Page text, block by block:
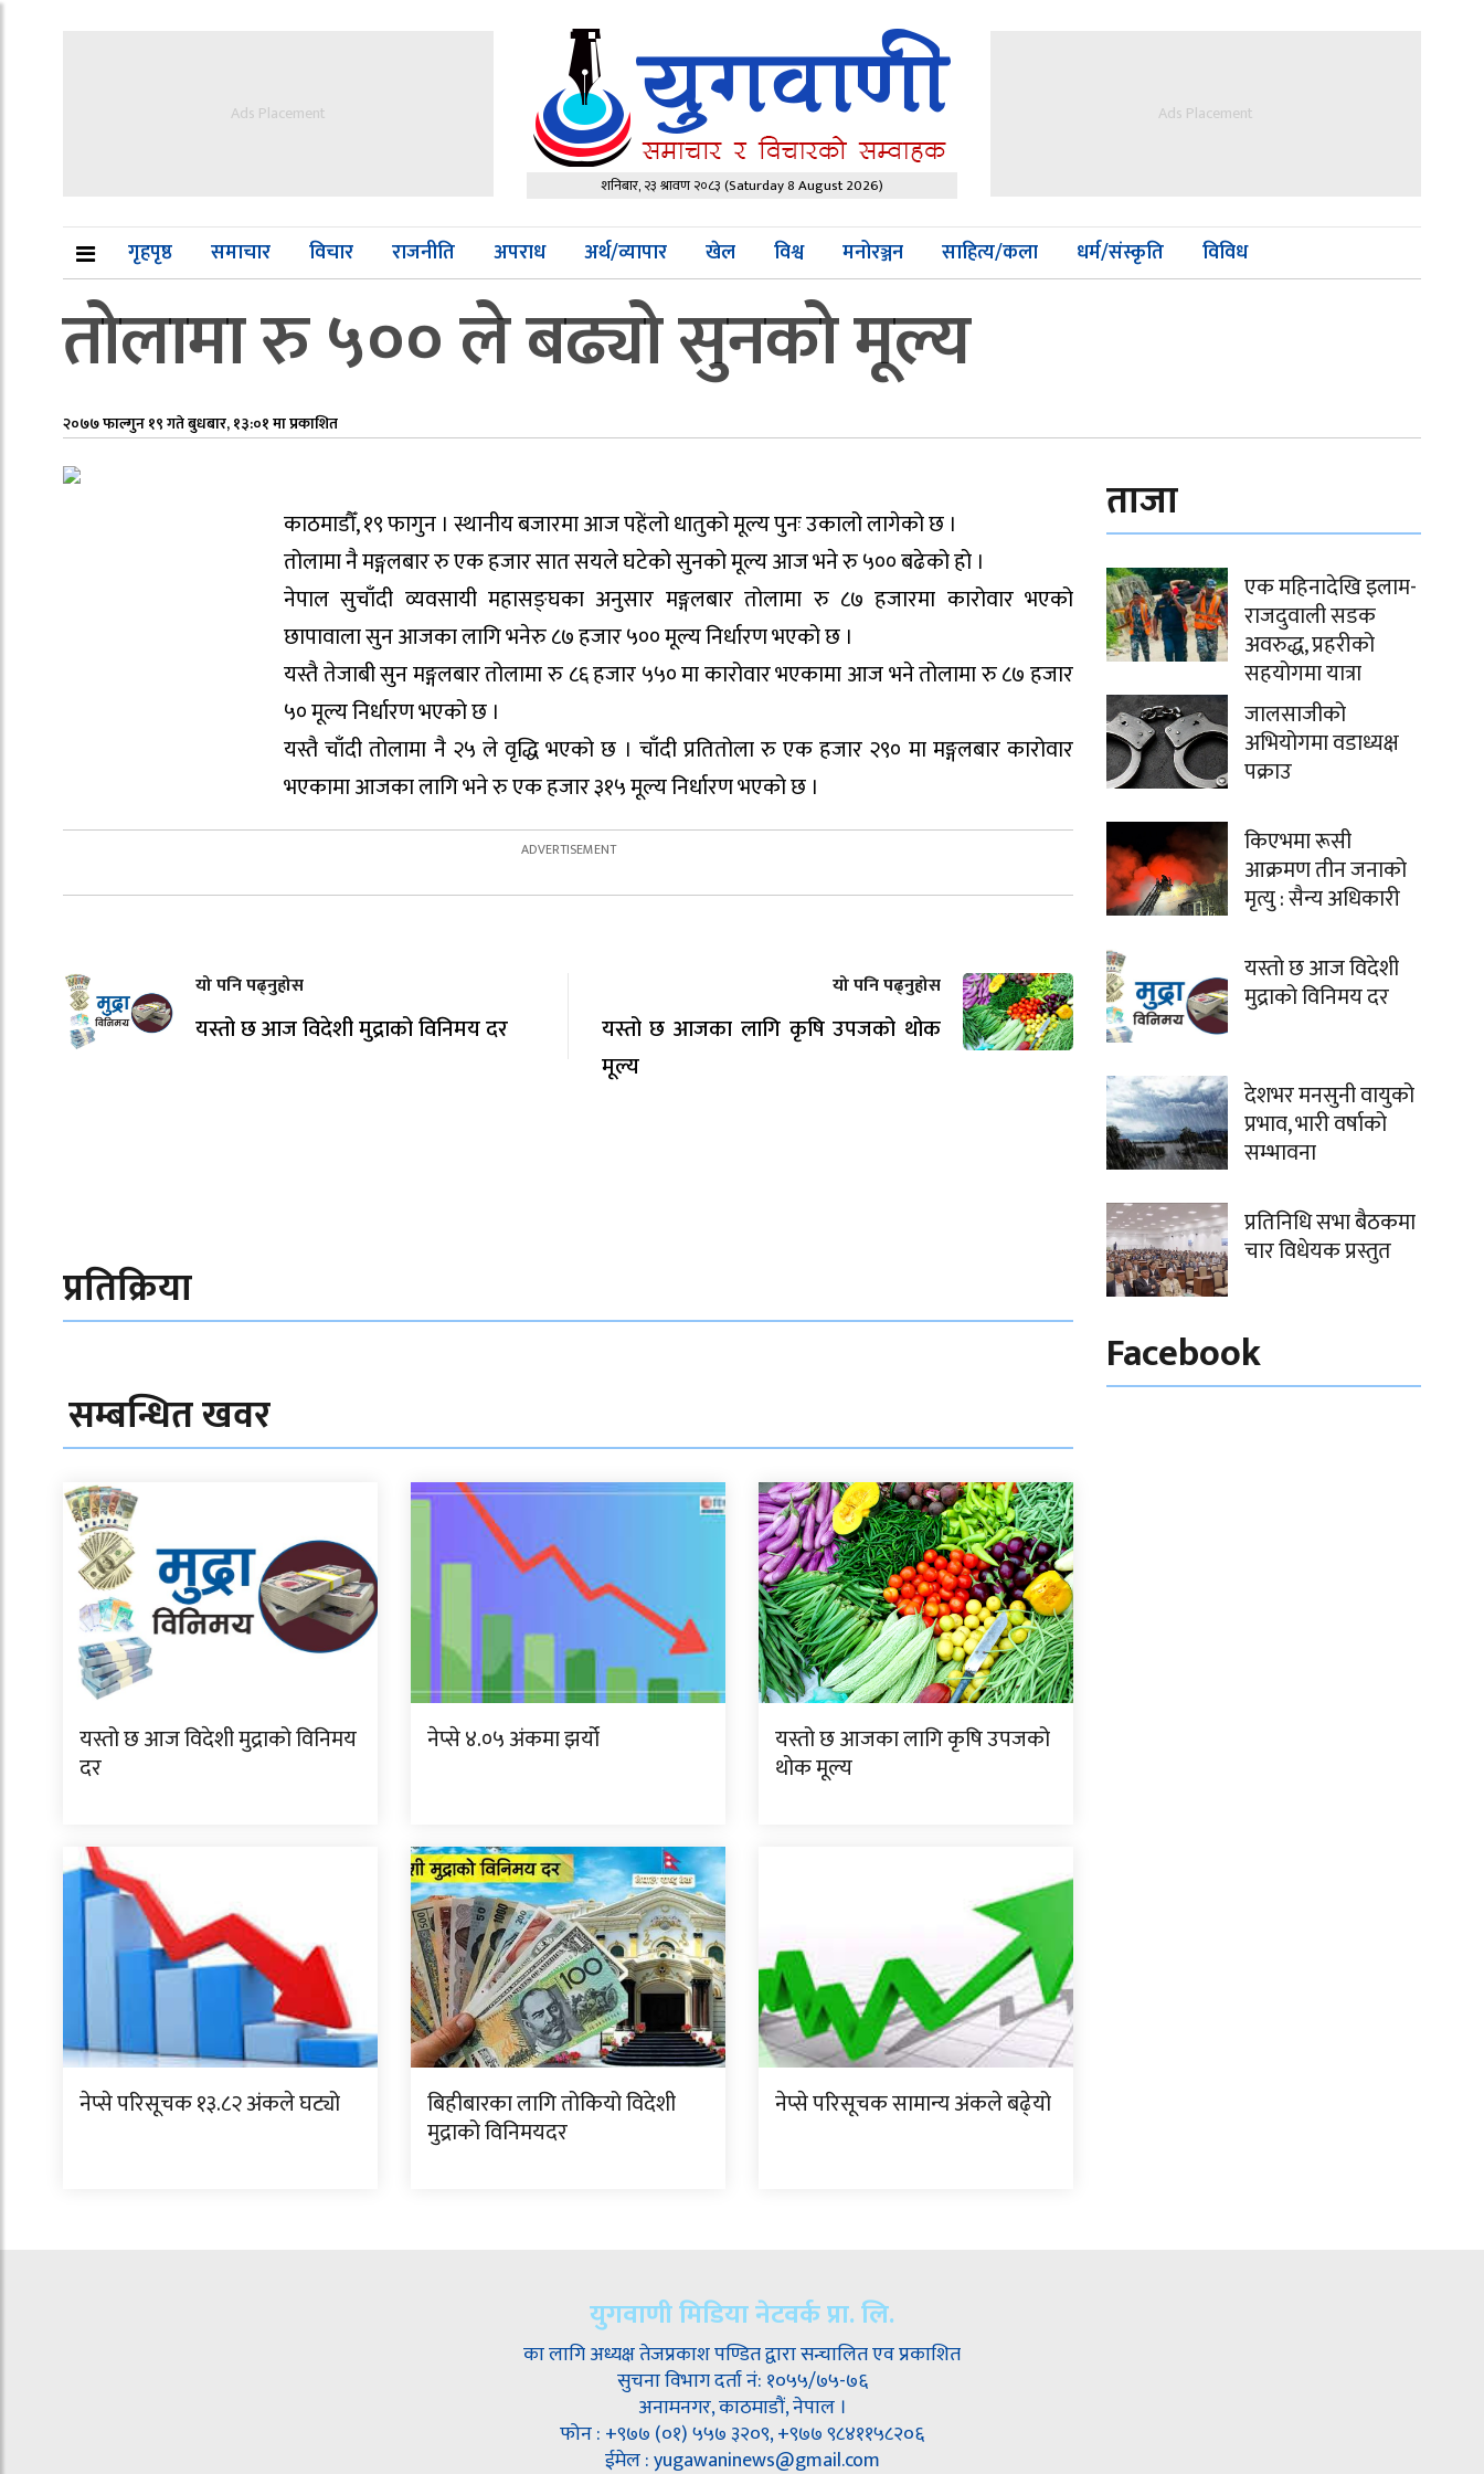
Ads Placement
शनिबार, २३ श्रावण २०८३(Saturday 8 August 2026)
Ads Placement
गृहपृष्ठ समाचार विचार राजनीति अपराध अर्थ/व्यापार खेल विश्व मनोरञ्जन साहित्य/कला धर्म/संस्कृति विविध
तोलामा रु ५०० ले बढ्यो सुनको मूल्य
२०७७ फाल्गुन १९ गते बुधबार, १३:०१ मा प्रकाशित
काठमाडौँ, १९ फागुन । स्थानीय बजारमा आज पहेंलो धातुको मूल्य पुनः उकालो लागेको छ ।
तोलामा नै मङ्गलबार रु एक हजार सात सयले घटेको सुनको मूल्य आज भने रु ५०० बढेको हो ।
नेपाल सुचाँदी व्यवसायी महासङ्घका अनुसार मङ्गलबार तोलामा रु ८७ हजारमा कारोवार भएको
छापावाला सुन आजका लागि भनेरु ८७ हजार ५०० मूल्य निर्धारण भएको छ ।
यस्तै तेजाबी सुन मङ्गलबार तोलामा रु ८६ हजार ५५० मा कारोवार भएकामा आज भने तोलामा रु ८७ हजार
५० मूल्य निर्धारण भएको छ ।
यस्तै चाँदी तोलामा नै २५ ले वृद्धि भएको छ । चाँदी प्रतितोला रु एक हजार २९० मा मङ्गलबार कारोवार
भएकामा आजका लागि भने रु एक हजार ३१५ मूल्य निर्धारण भएको छ ।
यो पनि पढ्नुहोस
यस्तो छ आज विदेशी मुद्राको विनिमय दर
यो पनि पढ्नुहोस
यस्तो छ आजका लागि कृषि उपजको थोक
मूल्य
प्रतिक्रिया
सम्बन्धित खवर
यस्तो छ आज विदेशी मुद्राको विनिमय
दर
नेप्से ४.०५ अंकमा झर्यो यस्तो छ आजका लागि कृषि उपजको
थोक मूल्य
नेप्से परिसूचक १३.८२ अंकले घट्यो बिहीबारका लागि तोकियो विदेशी
मुद्राको विनिमयदर
नेप्से परिसूचक सामान्य अंकले बढे्यो
ताजा
एक महिनादेखि इलाम-
राजदुवाली सडक
अवरुद्ध, प्रहरीको
सहयोगमा यात्रा
जालसाजीको
अभियोगमा वडाध्यक्ष
पक्राउ
किएभमा रूसी
आक्रमण तीन जनाको
मृत्यु : सैन्य अधिकारी
यस्तो छ आज विदेशी
मुद्राको विनिमय दर
देशभर मनसुनी वायुको
प्रभाव, भारी वर्षाको
सम्भावना
प्रतिनिधि सभा बैठकमा
चार विधेयक प्रस्तुत
Facebook
युगवाणी मिडिया नेटवर्क प्रा. लि.
का लागि अध्यक्ष तेजप्रकाश पण्डित द्वारा सन्चालित एव प्रकाशित
सुचना विभाग दर्ता नं: १०५५/७५-७६
अनामनगर, काठमाडौं, नेपाल ।
फोन : +९७७ (०१) ५५७ ३२०९, +९७७ ९८४११५८२०६
ईमेल : yugawaninews@gmail.com